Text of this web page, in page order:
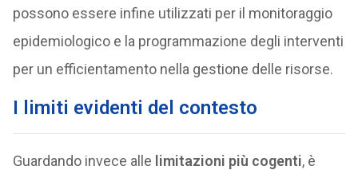
possono essere infine utilizzati per il monitoraggio
epidemiologico e la programmazione degli interventi
per un efficientamento nella gestione delle risorse.
I limiti evidenti del contesto
Guardando invece alle limitazioni più cogenti, è